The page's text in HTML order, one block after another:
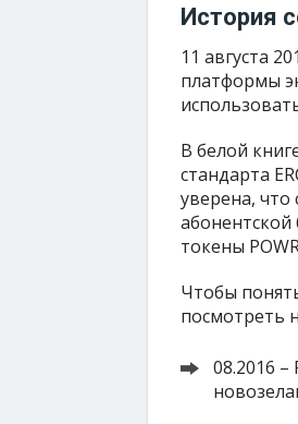
История
11 августа
платформы
В белой
стандарта
уверена, что
токены
Чтобы
посмотреть
08.2016